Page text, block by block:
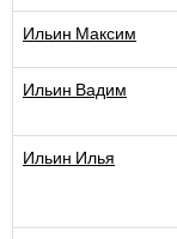
Ильин Максим
Ильин Вадим
Ильин Илья